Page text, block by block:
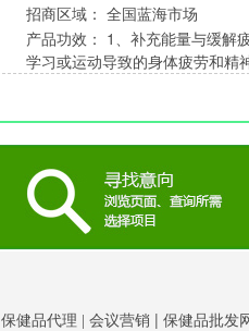
招商区域： 全国蓝海市场
产品功效： 1、补充能量与缓解
学习或运动导致的身体疲劳和精
保健品代理 | 会议营销 | 保健品批发